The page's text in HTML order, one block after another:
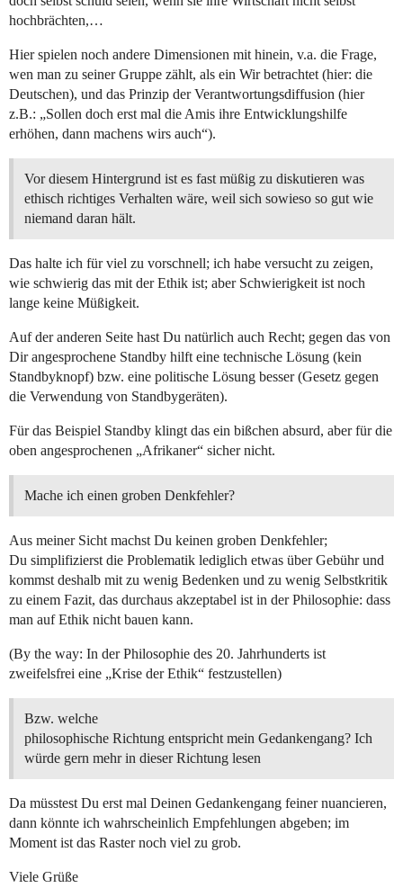
hochbrächten,…
Hier spielen noch andere Dimensionen mit hinein, v.a. die Frage,
wen man zu seiner Gruppe zählt, als ein Wir betrachtet (hier: die
Deutschen), und das Prinzip der Verantwortungsdiffusion (hier
z.B.: „Sollen doch erst mal die Amis ihre Entwicklungshilfe
erhöhen, dann machens wirs auch“).
Vor diesem Hintergrund ist es fast müßig zu diskutieren was
ethisch richtiges Verhalten wäre, weil sich sowieso so gut wie
niemand daran hält.
Das halte ich für viel zu vorschnell; ich habe versucht zu zeigen,
wie schwierig das mit der Ethik ist; aber Schwierigkeit ist noch
lange keine Müßigkeit.
Auf der anderen Seite hast Du natürlich auch Recht; gegen das von
Dir angesprochene Standby hilft eine technische Lösung (kein
Standbyknopf) bzw. eine politische Lösung besser (Gesetz gegen
die Verwendung von Standbygeräten).
Für das Beispiel Standby klingt das ein bißchen absurd, aber für die
oben angesprochenen „Afrikaner“ sicher nicht.
Mache ich einen groben Denkfehler?
Aus meiner Sicht machst Du keinen groben Denkfehler;
Du simplifizierst die Problematik lediglich etwas über Gebühr und
kommst deshalb mit zu wenig Bedenken und zu wenig Selbstkritik
zu einem Fazit, das durchaus akzeptabel ist in der Philosophie: dass
man auf Ethik nicht bauen kann.
(By the way: In der Philosophie des 20. Jahrhunderts ist
zweifelsfrei eine „Krise der Ethik“ festzustellen)
Bzw. welche
philosophische Richtung entspricht mein Gedankengang? Ich
würde gern mehr in dieser Richtung lesen
Da müsstest Du erst mal Deinen Gedankengang feiner nuancieren,
dann könnte ich wahrscheinlich Empfehlungen abgeben; im
Moment ist das Raster noch viel zu grob.
Viele Grüße